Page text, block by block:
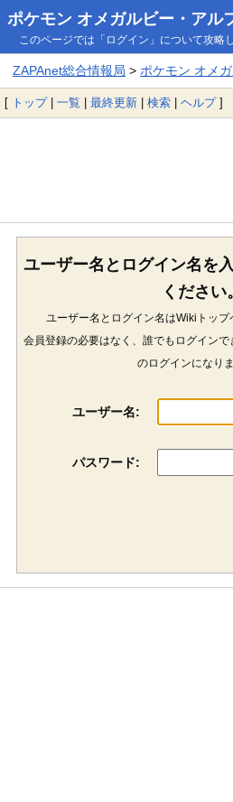
ポケモン オメガルビー・アル
このページでは「ログイン」について攻略
ZAPAnet総合情報局 > ポケモン オメ
[ トップ| 一覧 | 最終更新 | 検索 | ヘルプ]
ユーザー名とログイン名を
ください。
ユーザー名とログイン名はWikiトップ
会員登録の必要はなく、誰でもログイン
のログインになりま
ユーザー名:
パスワード: